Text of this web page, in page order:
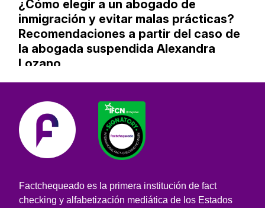
¿Cómo elegir a un abogado de
inmigración y evitar malas prácticas?
Recomendaciones a partir del caso de
la abogada suspendida Alexandra
Lozano
Factchequeado es la primera institución de fact
checking y alfabetización mediática de los Estados